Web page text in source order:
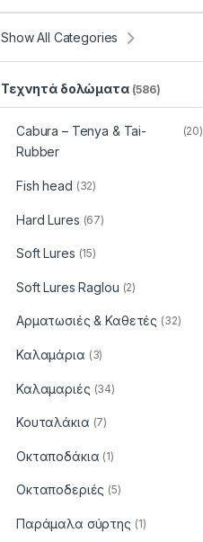
Show All Categories
Τεχνητά δολώματα (586)
Cabura – Tenya & Tai-
Rubber
(20)
Fish head (32)
Hard Lures (67)
Soft Lures (15)
Soft Lures Raglou (2)
Αρματωσιές & Καθετές (32)
Καλαμάρια (3)
Καλαμαριές (34)
Κουταλάκια (7)
Οκταποδάκια (1)
Οκταποδεριές (5)
Παράμαλα σύρτης (1)